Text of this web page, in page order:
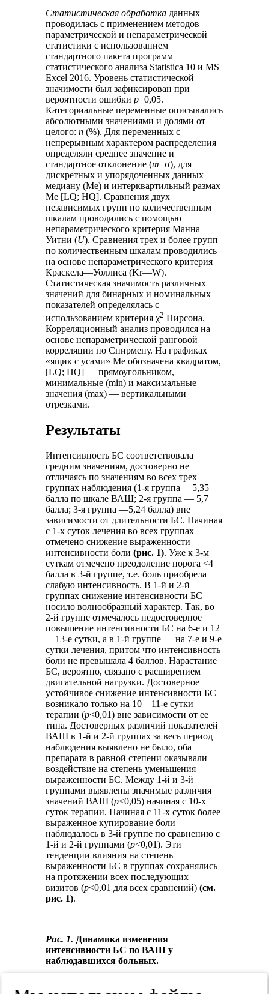
Статистическая обработка данных
проводилась с применением методов
параметрической и непараметрической
статистики с использованием
стандартного пакета программ
статистического анализа Statistica 10 и MS
Excel 2016. Уровень статистической
значимости был зафиксирован при
вероятности ошибкиp=0,05.
Категориальные переменные описывались
абсолютными значениями и долями от
целого:n (%). Для переменных с
непрерывным характером распределения
определяли среднее значение и
стандартное отклонение (m±σ), для
дискретных и упорядоченных данных —
медиану (Me) и интерквартильный размах
Me [LQ; HQ]. Сравнения двух
независимых групп по количественным
шкалам проводились с помощью
непараметрического критерия Манна—
Уитни (U). Сравнения трех и более групп
по количественным шкалам проводились
на основе непараметрического критерия
Краскела—Уоллиса (Kr—W).
Статистическая значимость различных
значений для бинарных и номинальных
показателей определялась с
использованием критерия χ2 Пирсона.
Корреляционный анализ проводился на
основе непараметрической ранговой
корреляции по Спирмену. На графиках
«ящик с усами» Me обозначена квадратом,
[LQ; HQ] — прямоугольником,
минимальные (min) и максимальные
значения (max) — вертикальными
отрезками.
Результаты
Интенсивность БС соответствовала
средним значениям, достоверно не
отличаясь по значениям во всех трех
группах наблюдения (1-я группа —5,35
балла по шкале ВАШ; 2-я группа — 5,7
балла; 3-я группа —5,24 балла) вне
зависимости от длительности БС. Начиная
с 1-х суток лечения во всех группах
отмечено снижение выраженности
интенсивности боли(рис. 1). Уже к 3-м
суткам отмечено преодоление порога <4
балла в 3-й группе, т.е. боль приобрела
слабую интенсивность. В 1-й и 2-й
группах снижение интенсивности БС
носило волнообразный характер. Так, во
2-й группе отмечалось недостоверное
повышение интенсивности БС на 6-е и 12
—13-е сутки, а в 1-й группе — на 7-е и 9-е
сутки лечения, притом что интенсивность
боли не превышала 4 баллов. Нарастание
БС, вероятно, связано с расширением
двигательной нагрузки. Достоверное
устойчивое снижение интенсивности БС
возникало только на 10—11-е сутки
терапии (p<0,01) вне зависимости от ее
типа. Достоверных различий показателей
ВАШ в 1-й и 2-й группах за весь период
наблюдения выявлено не было, оба
препарата в равной степени оказывали
воздействие на степень уменьшения
выраженности БС. Между 1-й и 3-й
группами выявлены значимые различия
значений ВАШ (p<0,05) начиная с 10-х
суток терапии. Начиная с 11-х суток более
выраженное купирование боли
наблюдалось в 3-й группе по сравнению с
1-й и 2-й группами (p<0,01). Эти
тенденции влияния на степень
выраженности БС в группах сохранялись
на протяжении всех последующих
визитов (p<0,01 для всех сравнений)(см.
рис. 1).
Рис. 1. Динамика изменения
интенсивности БС по ВАШ у
наблюдавшихся больных.